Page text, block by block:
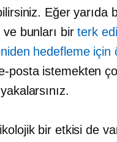
Eğer yarıda
ve bunları birterk
hedefleme için
posta istemekten
bir etkisi de